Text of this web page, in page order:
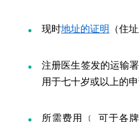
现时地址的证明 （住
注册医生签发的运输
用于七十岁或以上的
所需费用 ﹝ 可于各